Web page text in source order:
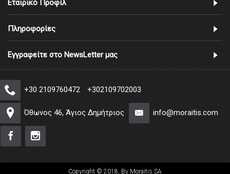
Εταιρικό Προφίλ
Πληροφορίες
Εγγραφείτε στο NewsLetter μας
+30 2109760472 +302109702003
Όθωνος 46, Άγιος Δημήτριος info@moraitis.com
Copyright © 2018, By Moraitis SA